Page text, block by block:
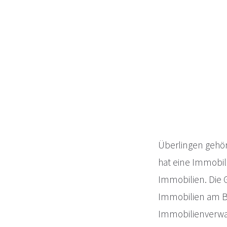
Überlingen
hat eine
Immobilien. Die
Immobilien am